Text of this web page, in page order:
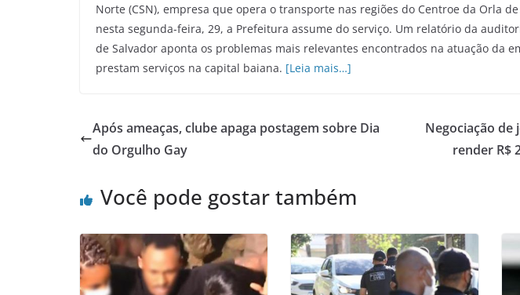
Norte (CSN), empresa que opera o transporte nas regiões do Centroe da Orla
nesta segunda-feira, 29, a Prefeitura assume do serviço. Um relatório da
de Salvador aponta os problemas mais relevantes encontrados na atuação da
prestam serviços na capital baiana. [Leia mais…]
Após ameaças, clube apaga postagem sobre Dia
do Orgulho Gay
Negociação de
render R$
Você pode gostar também